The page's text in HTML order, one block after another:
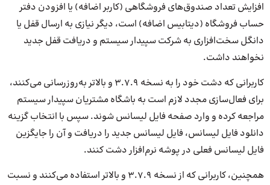
افزایش تعداد صندوق‌های فروشگاهی (کاربر اضافه) یا افزودن دفتر
حساب فروشگاه (دیتابیس اضافه) است، دیگر نیازی به ارسال قفل یا
دانگل سخت‌افزاری به شرکت سپیدار سیستم و دریافت قفل جدید
نخواهند داشت.
کاربرانی که دشت خود را به نسخه 3.7.9 و بالاتر به‌روزرسانی می‌کنند،
برای فعال‌سازی مجدد لازم است به باشگاه مشتریان سپیدار سیستم
مراجعه کرده و وارد صفحه فایل لیسانس شوند. سپس با انتخاب گزینه
دانلود فایل لیسانس، فایل لیسانس جدید را دریافت و آن را جایگزین
فایل لیسانس فعلی در پوشه نرم‌افزار دشت کنند.
همچنین، کاربرانی که از نسخه 3.7.9 و بالاتر استفاده می‌کنند و نسبت